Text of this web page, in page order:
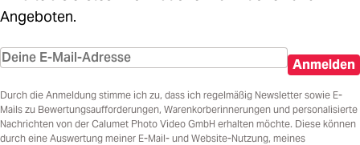
Angeboten.
Anmelden
Durch die Anmeldung stimme ich zu, dass ich regelmäßig Newsletter sowie E-
Mails zu Bewertungsaufforderungen, Warenkorberinnerungen und personalisierte
Nachrichten von der Calumet Photo Video GmbH erhalten möchte. Diese können
durch eine Auswertung meiner E-Mail- und Website-Nutzung, meines